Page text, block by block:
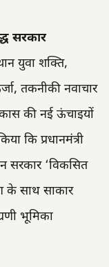
सरकार
युवा शक्ति,
तकनीकी नवाचार
की नई ऊंचाइयों
कि प्रधानमंत्री
सरकार ‘विकसित
के साथ साकार
भूमिका